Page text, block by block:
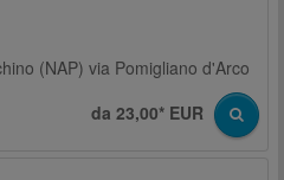
(NAP) via Pomigliano d'Arco
da 23,00* EUR